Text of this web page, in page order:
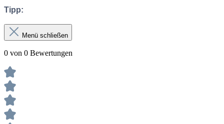
Tipp:
Menü schließen
0 von 0 Bewertungen